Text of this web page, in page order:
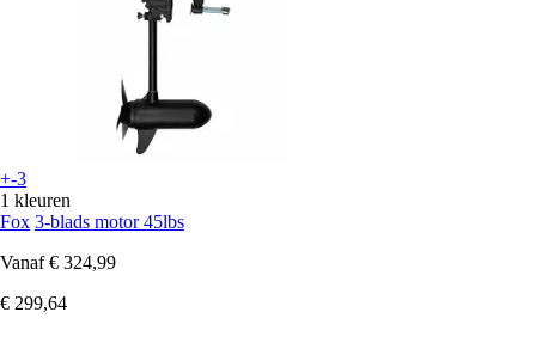
+-3
1 kleuren
Fox 3-blads motor 45lbs
Vanaf € 324,99
€ 299,64